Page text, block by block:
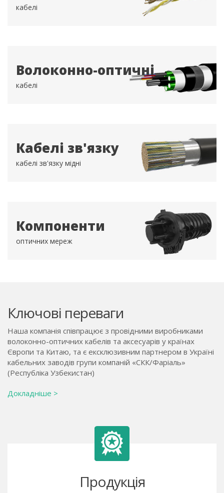
кабелі
Волоконно-оптичні
кабелі
Кабелі зв'язку
кабелі зв'язку мідні
Компоненти
оптичних мереж
Ключові переваги
Наша компанія співпрацює з провідними виробниками
волоконно-оптичних кабелів та аксесуарів у країнах
Європи та Китаю, та є ексклюзивним партнером в Україні
кабельних заводів групи компаній «СКК/Фаріаль»
(Республіка Узбекистан)
Докладніше >
Продукція